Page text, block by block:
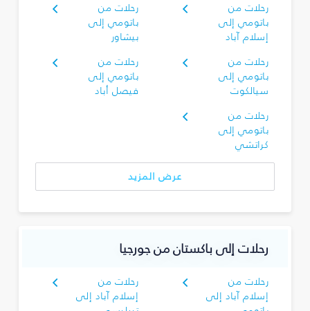
رحلات من
باتومي إلى
إسلام آباد
رحلات من
باتومي إلى
بيشاور
رحلات من
باتومي إلى
سيالكوت
رحلات من
باتومي إلى
فيصل أباد
رحلات من
باتومي إلى
كراتشي
عرض المزيد
رحلات إلى باكستان من جورجيا
رحلات من
إسلام آباد إلى
رحلات من
إسلام آباد إلى